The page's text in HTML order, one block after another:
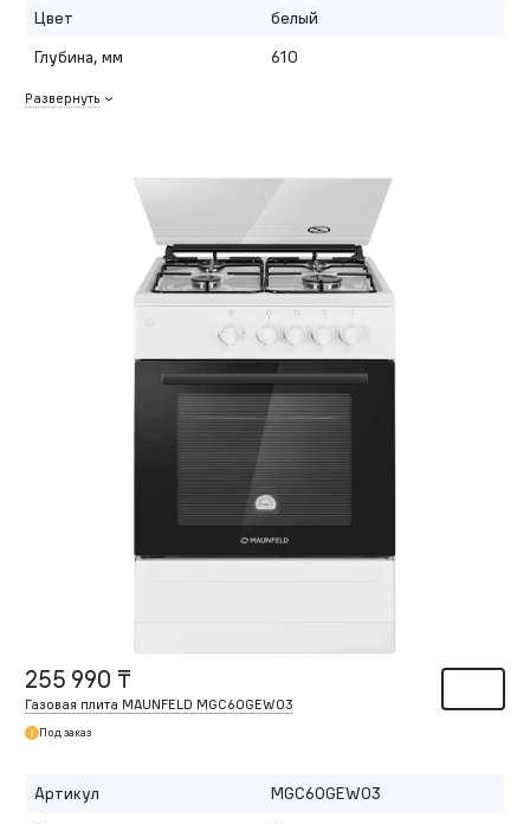
Цвет
белый
Глубина, мм
610
Развернуть
255 990 ₸
Газовая плита MAUNFELD MGC60GEW03
Под заказ
Артикул
MGC60GEW03